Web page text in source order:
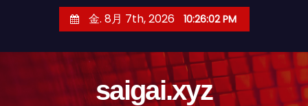
金. 8月 7th, 2026 10:26:03 PM
saigai.xyz